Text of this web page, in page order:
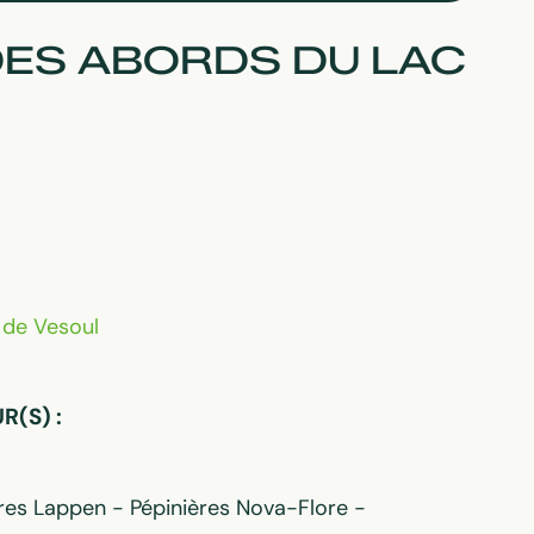
ABORDS DU LAC
Vesoul
:
Lappen - Pépinières Nova-Flore -